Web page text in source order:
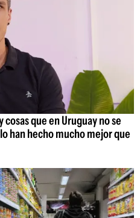
que en Uruguay no se
han hecho mucho mejor que